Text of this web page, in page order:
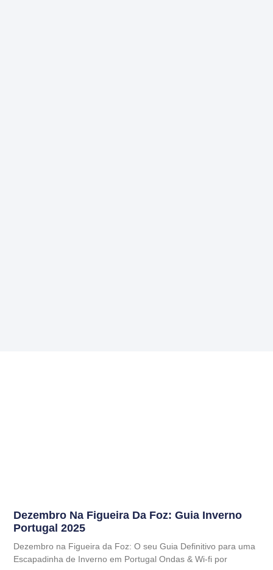
Dezembro Na Figueira Da Foz: Guia Inverno
Portugal 2025
Dezembro na Figueira da Foz: O seu Guia Definitivo para uma
Escapadinha de Inverno em Portugal Ondas & Wi-fi por